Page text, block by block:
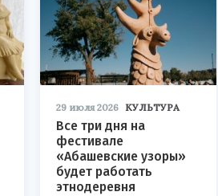
29 июля 2026 КУЛЬТУРА
Все три дня на
фестивале
«Абашевские узоры»
будет работать
этнодеревня